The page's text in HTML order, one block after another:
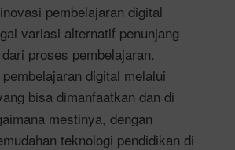
pembelajaran digital
variasi alternatif penunjang
proses pembelajaran.
digital melalui
bisa dimanfaatkan dan di
mestinya, dengan
teknologi pendidikan di